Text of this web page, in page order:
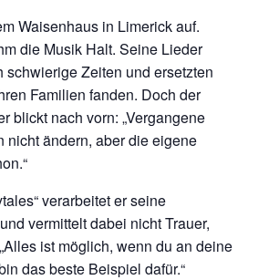
Waisenhaus in Limerick auf.
die Musik Halt. Seine Lieder
schwierige Zeiten und ersetzten
Familien fanden. Doch der
blickt nach vorn: „Vergangene
nicht ändern, aber die eigene
verarbeitet er seine
vermittelt dabei nicht Trauer,
ist möglich, wenn du an deine
das beste Beispiel dafür.“